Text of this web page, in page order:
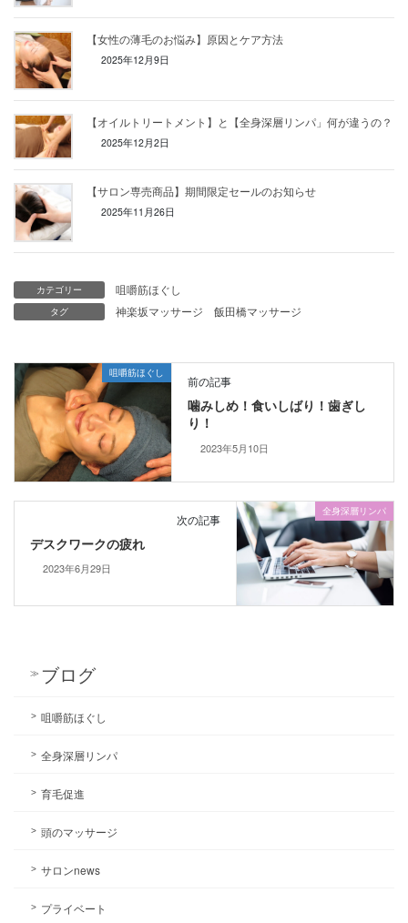
【女性の薄毛のお悩み】原因とケア方法
2025年12月9日
【オイルトリートメント】と【全身深層リンパ」何が違うの？
2025年12月2日
【サロン専売商品】期間限定セールのお知らせ
2025年11月26日
カテゴリー 咀嚼筋ほぐし
タグ 神楽坂マッサージ 飯田橋マッサージ
咀嚼筋ほぐし
前の記事
噛みしめ！食いしばり！歯ぎし
り！
2023年5月10日
全身深層リンパ
次の記事
デスクワークの疲れ
2023年6月29日
ブログ
咀嚼筋ほぐし
全身深層リンパ
育毛促進
頭のマッサージ
サロンnews
プライベート